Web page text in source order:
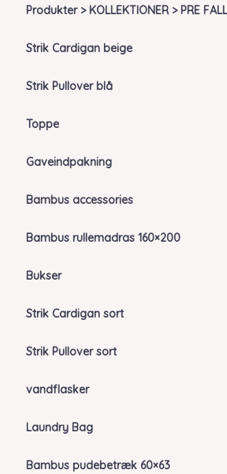
Produkter > KOLLEKTIONER > PRE
Strik Cardigan beige
Strik Pullover blå
Toppe
Gaveindpakning
Bambus accessories
Bambus rullemadras 160×200
Bukser
Strik Cardigan sort
Strik Pullover sort
vandflasker
Laundry Bag
Bambus pudebetræk 60×63